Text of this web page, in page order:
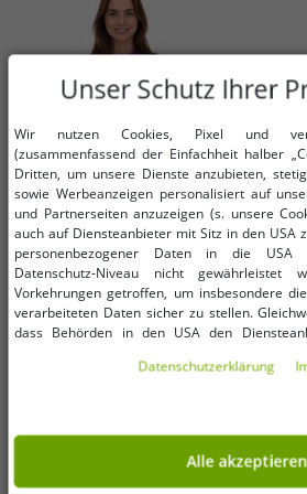
Verfügbare Größen
XS
In den Warenkorb
NIKE
Unser Schutz Ihrer
Wir nutzen Cookies, Pixel und
(zusammenfassend der Einfachheit halber
Dritten, um unsere Dienste anzubieten,
sowie Werbeanzeigen personalisiert auf
und Partnerseiten anzuzeigen (s. unsere
auch auf Diensteanbieter mit Sitz in den USA
personenbezogener Daten in die USA
Datenschutz-Niveau nicht
Vorkehrungen getroffen, um insbesondere
verarbeiteten Daten sicher zu stellen.
dass Behörden in den USA den
im Einzelfall auf Basis entsprechender US-
Zugriff informiert wirst. Mit Deiner
DSGVO erklärst Du Dich in die Übermittlung
(s.a. unsere Datenschutzerklärung). Du hast
Cookies verwendet werden sollen oder ob
Daten­schutz­erklärung
Alle akzeptieren